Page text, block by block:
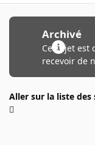
Archivé
Ce sujet est
recevoir de
Aller sur la liste des